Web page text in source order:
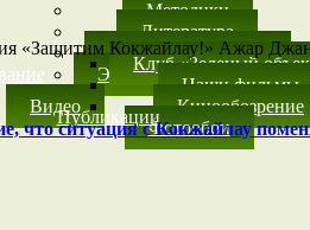
Методики
Литература
Детское творчество
Экологические клубы
Видео
Клуб «Зеленый
Наши фильмы
Кинообозрение
Фотообои
Публикации
«Защитим Кокжайлау!» Ажар
что ситуация с Кокжайлау